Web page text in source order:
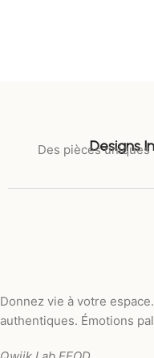
Designs
Des pièces
Donnez vie à votre
authentiques. Émotions